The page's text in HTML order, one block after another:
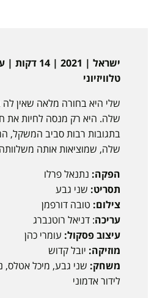
ישראל | 2021 |
טלוויזיוני
שלי היא בחורה מלאה שאין
שלה. היא רק מנסה לחיות את
בתגובות רבות סביב המשקל,
שלה, שמוציאות אותה
הפקה: נתנאל פרלו
תסריט: שני גבע
צילום: טובה דורפמן
עריכה: דניאל רוטנברג
עיצוב פסקול: עומרי כהן
מוזיקה: יובל קדוש
משחק: שני גבע, מיכל אטלס,
לידור אדמוני